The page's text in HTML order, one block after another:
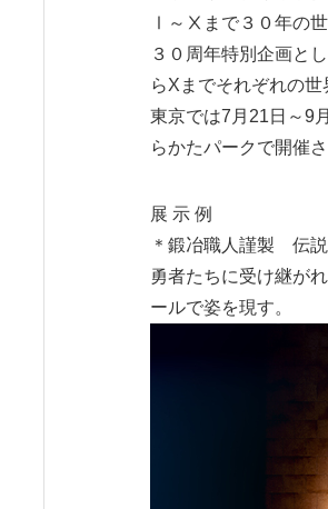
Ⅰ～Ⅹまで３０年の
３０周年特別企画と
らXまでそれぞれの
東京では7月21日～9
らかたパークで開催
展 示 例
＊鍛冶職人謹製 伝
勇者たちに受け継が
ールで姿を現す。